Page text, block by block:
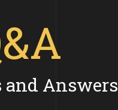
and Answers